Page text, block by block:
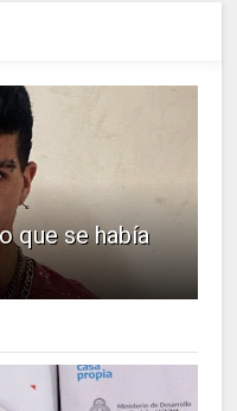
que se había